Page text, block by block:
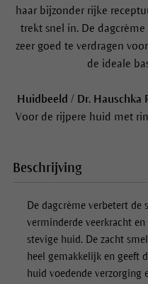
haar bijzonder rijke
trekt snel in. De
zeer goed te verdragen
de ideale
Huidbeeld / Dr. Hauschka
Voor de rijpere huid met
Beschrijving
De dagcrème verbetert
verminderde veerkracht
stevige huid. De zacht
heel gemakkelijk en geeft
huid voedende verzorging